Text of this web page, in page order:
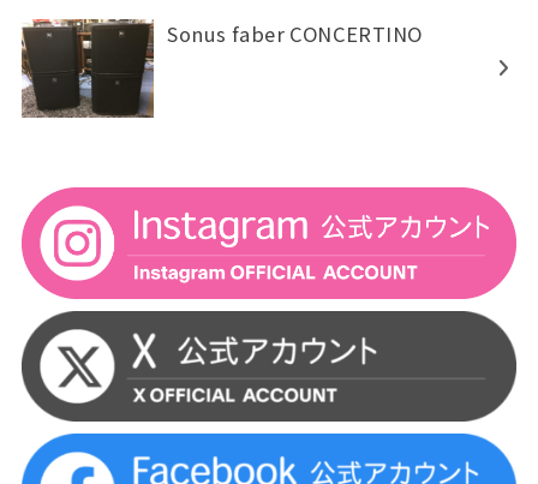
Sonus faber CONCERTINO